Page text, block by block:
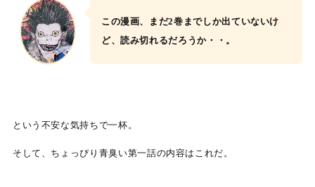
この漫画、まだ2巻までしか出ていないけ
ど、読み切れるだろうか・・。
という不安な気持ちで一杯。
そして、ちょっぴり青臭い第一話の内容はこれだ。